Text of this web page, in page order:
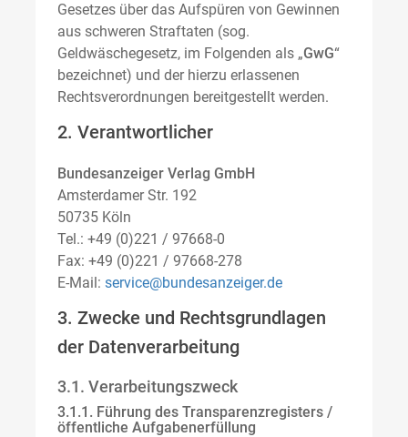
Gesetzes über das Aufspüren von Gewinnen
aus schweren Straftaten (sog.
Geldwäschegesetz, im Folgenden als „GwG“
bezeichnet) und der hierzu erlassenen
Rechtsverordnungen bereitgestellt werden.
2. Verantwortlicher
Bundesanzeiger Verlag GmbH
Amsterdamer Str. 192
50735 Köln
Tel.: +49 (0)221 / 97668-0
Fax: +49 (0)221 / 97668-278
E-Mail: service@bundesanzeiger.de
3. Zwecke und Rechtsgrundlagen
der Datenverarbeitung
3.1. Verarbeitungszweck
3.1.1. Führung des Transparenzregisters /
öffentliche Aufgabenerfüllung